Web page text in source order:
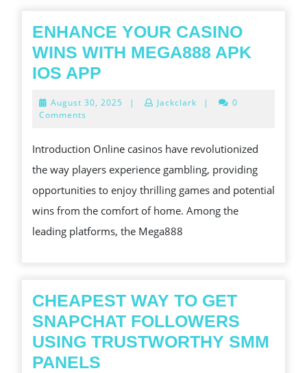
ENHANCE YOUR CASINO
WINS WITH MEGA888 APK
IOS APP
CASINO
WITH
MEGA888
APK
IOS
APP
August 30, 2025 August
| Jackclark |
0
Comments
Introduction Online casinos have revolutionized
the way players experience gambling, providing
opportunities to enjoy thrilling games and potential
wins from the comfort of home. Among the
leading platforms, the Mega888
CHEAPEST WAY TO GET
SNAPCHAT FOLLOWERS
USING TRUSTWORTHY SMM
PANELS